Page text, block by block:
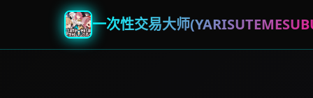
一次性交易大师